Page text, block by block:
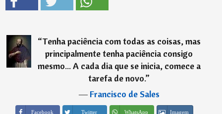
“Tenha paciência com todas as coisas, mas
principalmente tenha paciência consigo
mesmo... A cada dia que se inicia, comece a
tarefa de novo.”
―Francisco de Sales
Facebook Twitter WhatsApp Imagem